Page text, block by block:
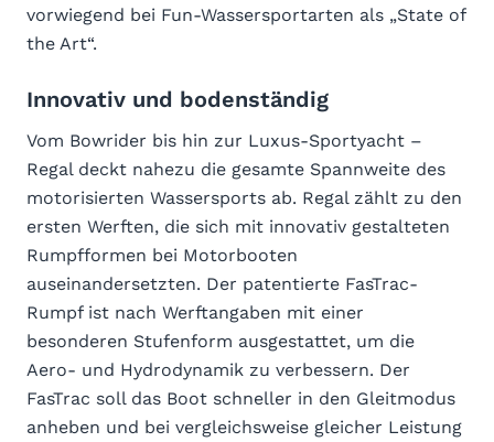
vorwiegend bei Fun-Wassersportarten als „State of
the Art“.
Innovativ und bodenständig
Vom Bowrider bis hin zur Luxus-Sportyacht –
Regal deckt nahezu die gesamte Spannweite des
motorisierten Wassersports ab. Regal zählt zu den
ersten Werften, die sich mit innovativ gestalteten
Rumpfformen bei Motorbooten
auseinandersetzten. Der patentierte FasTrac-
Rumpf ist nach Werftangaben mit einer
besonderen Stufenform ausgestattet, um die
Aero- und Hydrodynamik zu verbessern. Der
FasTrac soll das Boot schneller in den Gleitmodus
anheben und bei vergleichsweise gleicher Leistung